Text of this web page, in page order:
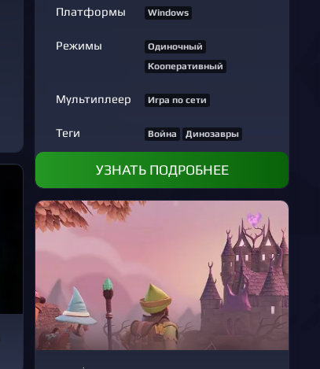
Платформы Windows
Режимы
Одиночный
Кооперативный
Мультиплеер Игра по сети
Теги Война Динозавры
УЗНАТЬ ПОДРОБНЕЕ